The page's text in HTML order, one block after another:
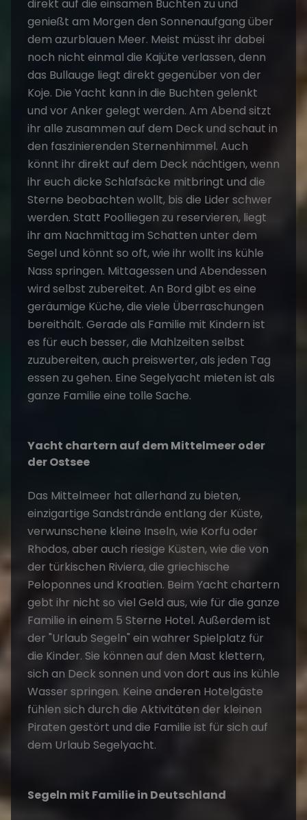
direkt auf die einsamen Buchten zu und
genießt am Morgen den Sonnenaufgang über
dem azurblauen Meer. Meist müsst ihr dabei
noch nicht einmal die Kajüte verlassen, denn
das Bullauge liegt direkt gegenüber von der
Koje. Die Yacht kann in die Buchten gelenkt
und vor Anker gelegt werden. Am Abend sitzt
ihr alle zusammen auf dem Deck und schaut in
den faszinierenden Sternenhimmel. Auch
könnt ihr direkt auf dem Deck nächtigen, wenn
ihr euch dicke Schlafsäcke mitbringt und die
Sterne beobachten wollt, bis die Lider schwer
werden. Statt Poolliegen zu reservieren, liegt
ihr am Nachmittag im Schatten unter dem
Segel und könnt so oft, wie ihr wollt ins kühle
Nass springen. Mittagessen und Abendessen
wird selbst zubereitet. An Bord gibt es eine
geräumige Küche, die viele Überraschungen
bereithält. Gerade als Familie mit Kindern ist
es für euch besser, die Mahlzeiten selbst
zuzubereiten, auch preiswerter, als jeden Tag
essen zu gehen. Eine Segelyacht mieten ist als
ganze Familie eine tolle Sache.
Yacht chartern auf dem Mittelmeer oder
der Ostsee
Das Mittelmeer hat allerhand zu bieten,
einzigartige Sandstrände entlang der Küste,
verwunschene kleine Inseln, wie Korfu oder
Rhodos, aber auch riesige Küsten, wie die von
der türkischen Riviera, die griechische
Peloponnes und Kroatien. Beim Yacht chartern
gebt ihr nicht so viel Geld aus, wie für die ganze
Familie in einem 5 Sterne Hotel. Außerdem ist
der "Urlaub Segeln" ein wahrer Spielplatz für
die Kinder. Sie können auf den Mast klettern,
sich an Deck sonnen und von dort aus ins kühle
Wasser springen. Keine anderen Hotelgäste
fühlen sich durch die Aktivitäten der kleinen
Piraten gestört und die Familie ist für sich auf
dem Urlaub Segelyacht.
Segeln mit Familie in Deutschland